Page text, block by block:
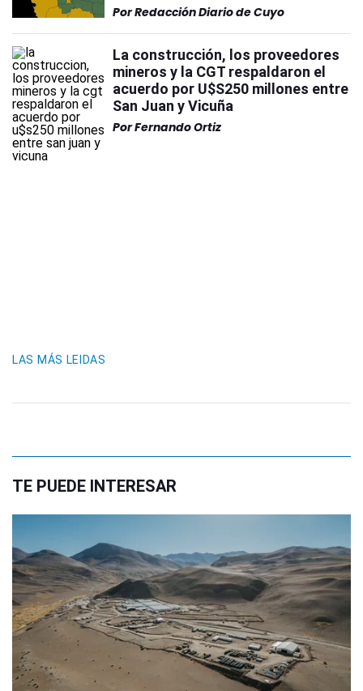
PorRedacción Diario de Cuyo
La construcción, los proveedores
mineros y la CGT respaldaron el
acuerdo por U$S250 millones entre
San Juan y Vicuña
PorFernando Ortiz
LAS MÁS LEIDAS
TE PUEDE INTERESAR